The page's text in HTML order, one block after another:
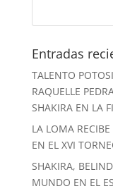
Entradas
TALENTO
RAQUELLE
SHAKIRA EN LA
LA LOMA
EN EL XVI
SHAKIRA,
MUNDO EN EL